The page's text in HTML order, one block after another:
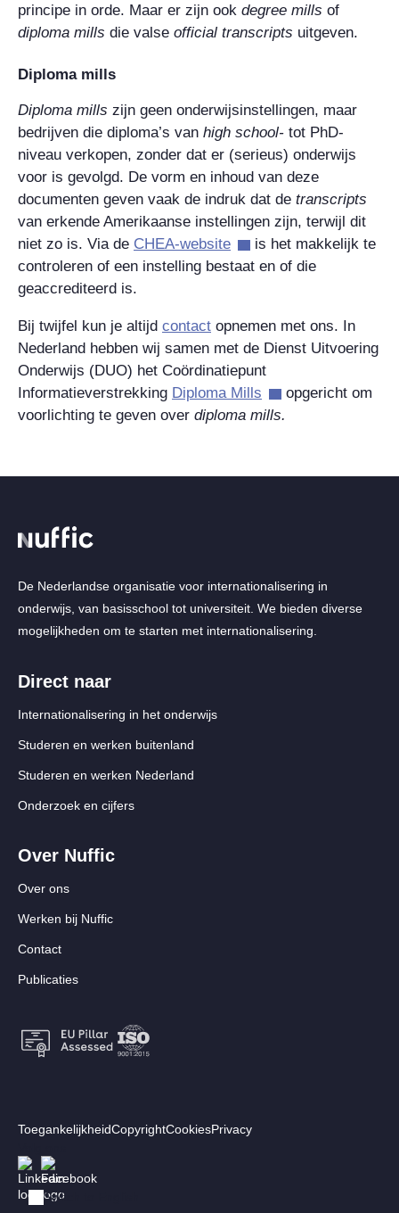
principe in orde. Maar er zijn ook degree mills of
diploma mills die valse official transcripts uitgeven.
Diploma mills
Diploma mills zijn geen onderwijsinstellingen, maar
bedrijven die diploma’s van high school- tot PhD-
niveau verkopen, zonder dat er (serieus) onderwijs
voor is gevolgd. De vorm en inhoud van deze
documenten geven vaak de indruk dat de transcripts
van erkende Amerikaanse instellingen zijn, terwijl dit
niet zo is. Via de CHEA-website
is het makkelijk te
controleren of een instelling bestaat en of die
geaccrediteerd is.
Bij twijfel kun je altijd contact opnemen met ons. In
Nederland hebben wij samen met de Dienst Uitvoering
Onderwijs (DUO) het Coördinatiepunt
Informatieverstrekking Diploma Mills
opgericht om
voorlichting te geven over diploma mills.
De Nederlandse organisatie voor internationalisering in
onderwijs, van basisschool tot universiteit. We bieden diverse
mogelijkheden om te starten met internationalisering.
Direct naar
Internationalisering in het onderwijs
Studeren en werken buitenland
Studeren en werken Nederland
Onderzoek en cijfers
Over Nuffic
Over ons
Werken bij Nuffic
Contact
Publicaties
Footer:
menu
ToegankelijkheidCopyrightCookiesPrivacy
Afbeelding
Afbeelding
Switch to English